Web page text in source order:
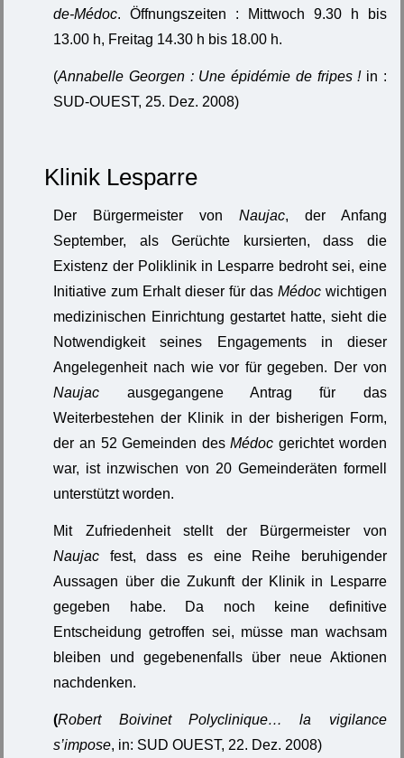
de-Médoc. Öffnungszeiten : Mittwoch 9.30 h bis
13.00 h, Freitag 14.30 h bis 18.00 h.
(Annabelle Georgen : Une épidémie de fripes !in :
SUD-OUEST, 25. Dez. 2008)
Klinik Lesparre
Der Bürgermeister von Naujac, der Anfang
September, als Gerüchte kursierten, dass die
Existenz der Poliklinik in Lesparre bedroht sei, eine
Initiative zum Erhalt dieser für das Médocwichtigen
medizinischen Einrichtung gestartet hatte, sieht die
Notwendigkeit seines Engagements in dieser
Angelegenheit nach wie vor für gegeben. Der von
Naujac ausgegangene Antrag für das
Weiterbestehen der Klinik in der bisherigen Form,
der an 52 Gemeinden desMédoc gerichtet worden
war, ist inzwischen von 20 Gemeinderäten formell
unterstützt worden.
Mit Zufriedenheit stellt der Bürgermeister von
Naujac fest, dass es eine Reihe beruhigender
Aussagen über die Zukunft der Klinik in Lesparre
gegeben habe. Da noch keine definitive
Entscheidung getroffen sei, müsse man wachsam
bleiben und gegebenenfalls über neue Aktionen
nachdenken.
(Robert Boivinet Polyclinique… la vigilance
s’impose, in: SUD OUEST, 22. Dez. 2008)